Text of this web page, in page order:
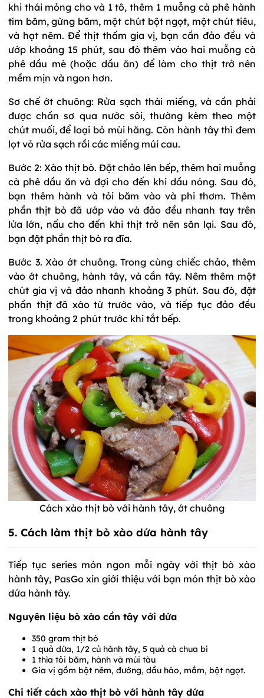
khi thái mỏng cho và 1 tô, thêm 1 muỗng cà phê hành
tím băm, gừng băm, một chút bột ngọt, một chút tiêu,
và hạt nêm. Để thịt thấm gia vị, bạn cần đảo đều và
ướp khoảng 15 phút, sau đó thêm vào hai muỗng cà
phê dầu mè (hoặc dầu ăn) để làm cho thịt trở nên
mềm mịn và ngon hơn.
Sơ chế ớt chuông: Rửa sạch thái miếng, và cần phải
được chần sơ qua nước sôi, thường kèm theo một
chút muối, để loại bỏ mùi hăng. Còn hành tây thì đem
lọt vỏ rửa sạch rồi các miếng múi cau.
Bước 2: Xào thịt bò. Đặt chảo lên bếp, thêm hai muỗng
cà phê dầu ăn và đợi cho đến khi dầu nóng. Sau đó,
bạn thêm hành và tỏi băm vào và phi thơm. Thêm
phần thịt bò đã ướp vào và đảo đều nhanh tay trên
lửa lớn, nấu cho đến khi thịt trở nên săn lại. Sau đó,
bạn đặt phần thịt bò ra đĩa.
Bước 3. Xào ớt chuông. Trong cùng chiếc chảo, thêm
vào ớt chuông, hành tây, và cần tây. Nêm thêm một
chút gia vị và đảo nhanh khoảng 3 phút. Sau đó, đặt
phần thịt đã xào từ trước vào, và tiếp tục đảo đều
trong khoảng 2 phút trước khi tắt bếp.
Cách xào thịt bò với hành tây, ớt chuông
5. Cách làm thịt bò xào dứa hành tây
Tiếp tục series món ngon mỗi ngày với thịt bò xào
hành tây, PasGo xin giới thiệu với bạn món thịt bò xào
dứa hành tây.
Nguyên liệu bò xào cần tây với dứa
350 gram thịt bò
1 quả dứa, 1/2 củ hành tây, 5 quả cà chua bi
1 thìa tỏi băm, hành và mùi tàu
Gia vị gồm bột nêm, đường, dầu hào, mắm, bột ngọt.
Chi tiết cách xào thịt bò với hành tây dứa